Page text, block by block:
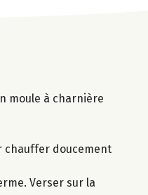
moule à charnière
chauffer doucement
Verser sur la